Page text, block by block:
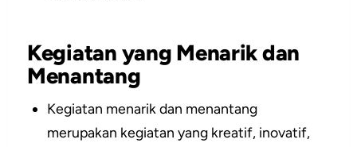
Kegiatan yang Menarik dan
Menantang
Kegiatan menarik dan menantang
merupakan kegiatan yang kreatif, inovatif,